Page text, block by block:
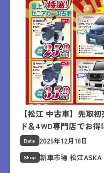
【松江 中古車】先取
ド＆4WD専門店でお
Date 2025年12月18日
Shop 新車市場 松江